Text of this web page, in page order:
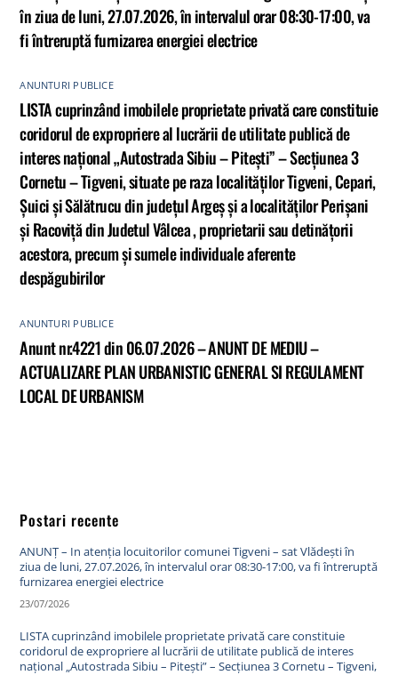
în ziua de luni, 27.07.2026, în intervalul orar 08:30-17:00, va
fi întreruptă furnizarea energiei electrice
ANUNTURI PUBLICE
LISTA cuprinzând imobilele proprietate privată care constituie
coridorul de expropriere al lucrării de utilitate publică de
interes național „Autostrada Sibiu – Pitești” – Secțiunea 3
Cornetu – Tigveni, situate pe raza localităților Tigveni, Cepari,
Șuici și Sălătrucu din județul Argeș și a localităților Perișani
și Racoviță din Judetul Vâlcea , proprietarii sau detinățorii
acestora, precum și sumele individuale aferente
despăgubirilor
ANUNTURI PUBLICE
Anunt nr.4221 din 06.07.2026 – ANUNT DE MEDIU –
ACTUALIZARE PLAN URBANISTIC GENERAL SI REGULAMENT
LOCAL DE URBANISM
Postari recente
ANUNȚ – In atenția locuitorilor comunei Tigveni – sat Vlădești în
ziua de luni, 27.07.2026, în intervalul orar 08:30-17:00, va fi întreruptă
furnizarea energiei electrice
23/07/2026
LISTA cuprinzând imobilele proprietate privată care constituie
coridorul de expropriere al lucrării de utilitate publică de interes
național „Autostrada Sibiu – Pitești” – Secțiunea 3 Cornetu – Tigveni,